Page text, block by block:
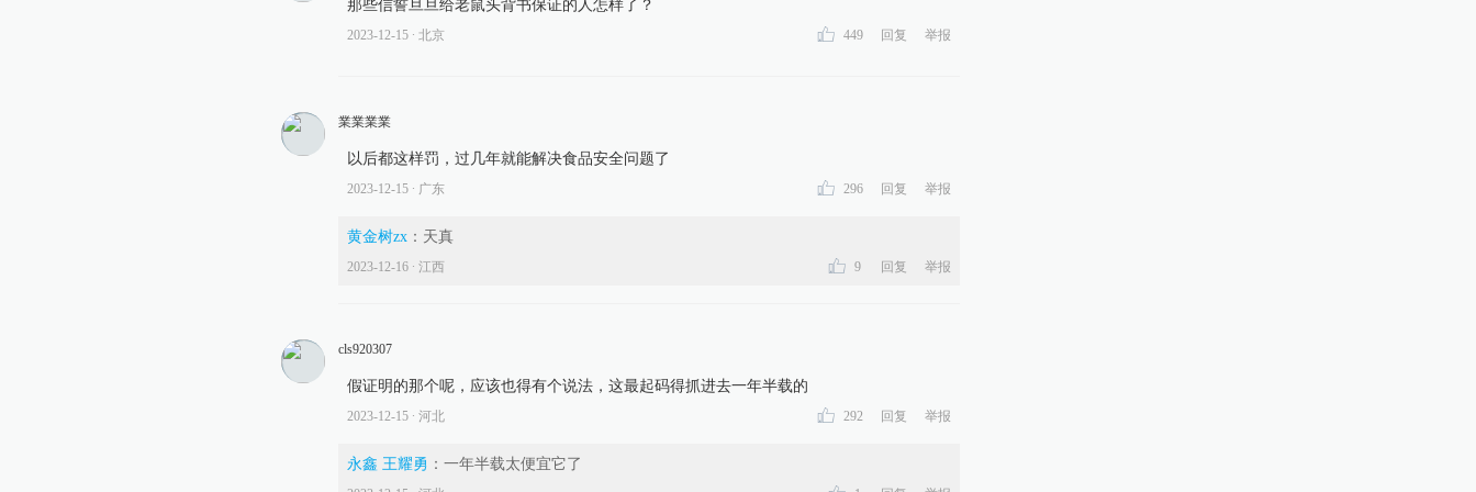
那些信誓旦旦给老鼠头背书保证的人怎样了？
2023-12-15 ∙ 北京 449 回复 举报
業業業業
以后都这样罚，过几年就能解决食品安全问题了
2023-12-15 ∙ 广东 296 回复 举报
黄金树zx ： 天真
2023-12-16 ∙ 江西 9 回复 举报
cls920307
假证明的那个呢，应该也得有个说法，这最起码得抓进去一年半载的
2023-12-15 ∙ 河北 292 回复 举报
永鑫 王耀勇 ： 一年半载太便宜它了